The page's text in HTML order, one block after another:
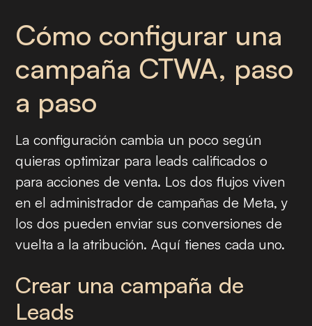
Cómo configurar una
campaña CTWA, paso
a paso
La configuración cambia un poco según
quieras optimizar para leads calificados o
para acciones de venta. Los dos flujos viven
en el administrador de campañas de Meta, y
los dos pueden enviar sus conversiones de
vuelta a la atribución. Aquí tienes cada uno.
Crear una campaña de
Leads